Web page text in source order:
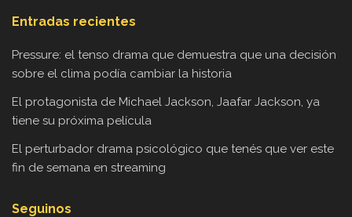
Entradas recientes
Pressure: el tenso drama que demuestra que una decisión
sobre el clima podía cambiar la historia
El protagonista de Michael Jackson, Jaafar Jackson, ya
tiene su próxima película
El perturbador drama psicológico que tenés que ver este
fin de semana en streaming
Seguinos